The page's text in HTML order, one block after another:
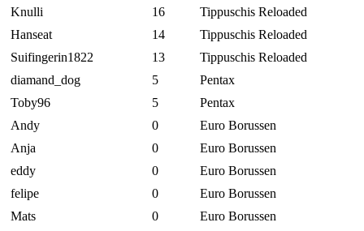
Knulli
16
Tippuschis Reloaded
Hanseat
14
Tippuschis Reloaded
Suifingerin1822
13
Tippuschis Reloaded
diamand_dog
5
Pentax
Toby96
5
Pentax
Andy
0
Euro Borussen
Anja
0
Euro Borussen
eddy
0
Euro Borussen
felipe
0
Euro Borussen
Mats
0
Euro Borussen